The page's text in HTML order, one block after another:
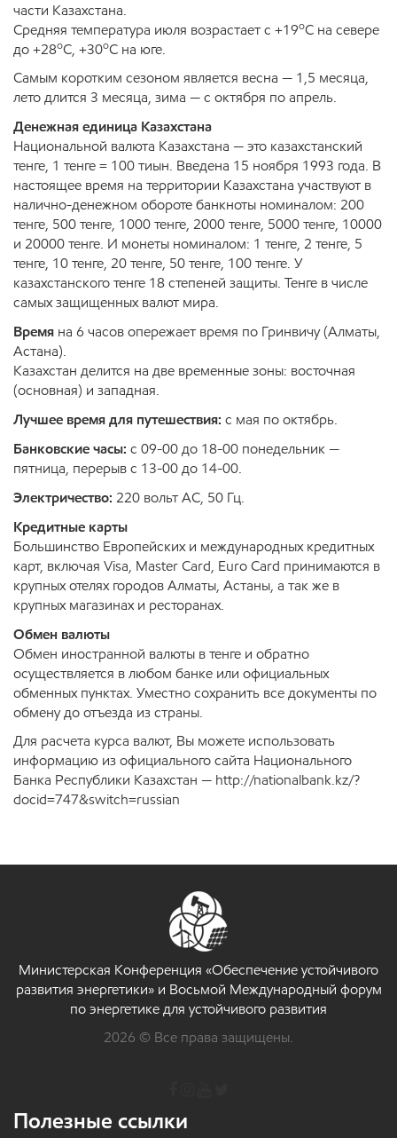
части Казахстана.
Средняя температура июля возрастает с +19оС на севере
до +28оС, +30оС на юге.
Самым коротким сезоном является весна — 1,5 месяца,
лето длится 3 месяца, зима — с октября по апрель.
Денежная единица Казахстана
Национальной валюта Казахстана — это казахстанский
тенге, 1 тенге = 100 тиын. Введена 15 ноября 1993 года. В
настоящее время на территории Казахстана участвуют в
налично-денежном обороте банкноты номиналом: 200
тенге, 500 тенге, 1000 тенге, 2000 тенге, 5000 тенге, 10000
и 20000 тенге. И монеты номиналом: 1 тенге, 2 тенге, 5
тенге, 10 тенге, 20 тенге, 50 тенге, 100 тенге. У
казахстанского тенге 18 степеней защиты. Тенге в числе
самых защищенных валют мира.
Время на 6 часов опережает время по Гринвичу (Алматы,
Астана).
Казахстан делится на две временные зоны: восточная
(основная) и западная.
Лучшее время для путешествия: с мая по октябрь.
Банковские часы: с 09-00 до 18-00 понедельник —
пятница, перерыв с 13-00 до 14-00.
Электричество: 220 вольт АС, 50 Гц.
Кредитные карты
Большинство Европейских и международных кредитных
карт, включая Visa, Master Card, Euro Card принимаются в
крупных отелях городов Алматы, Астаны, а так же в
крупных магазинах и ресторанах.
Обмен валюты
Обмен иностранной валюты в тенге и обратно
осуществляется в любом банке или официальных
обменных пунктах. Уместно сохранить все документы по
обмену до отъезда из страны.
Для расчета курса валют, Вы можете использовать
информацию из официального сайта Национального
Банка Республики Казахстан — http://nationalbank.kz/?
docid=747&switch=russian
Министерская Конференция «Обеспечение устойчивого
развития энергетики» и Восьмой Международный форум
по энергетике для устойчивого развития
2026 © Все права защищены.
Полезные ссылки